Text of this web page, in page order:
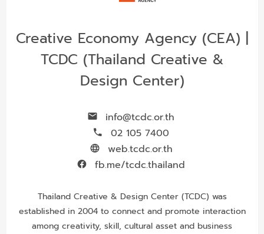
Creative Economy Agency (CEA) |
TCDC (Thailand Creative &
Design Center)
info@tcdc.or.th
02 105 7400
web.tcdc.or.th
fb.me/tcdc.thailand
Thailand Creative & Design Center (TCDC) was
established in 2004 to connect and promote interaction
among creativity, skill, cultural asset and business